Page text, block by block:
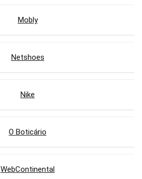
Mobly
Netshoes
Nike
O Boticário
WebContinental